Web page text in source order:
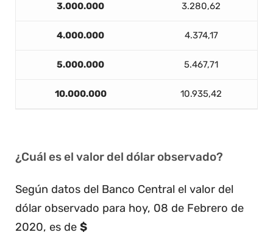
3.000.000 3.280,62
4.000.000 4.374,17
5.000.000 5.467,71
10.000.000 10.935,42
¿Cuál es el valor del dólar observado?
Según datos del Banco Central el valor del
dólar observado para hoy, 08 de Febrero de
2020, es de $